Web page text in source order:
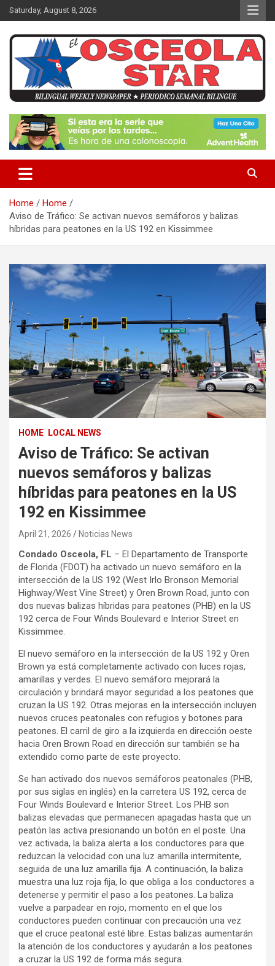
k
t
Saturday, August 8, 2026
El Osceola Star
Home
Home
Aviso de Tráfico: Se activan nuevos semáforos y balizas
híbridas para peatones en la US 192 en Kissimmee
HOME LOCAL NEWS
Aviso de Tráfico: Se activan
nuevos semáforos y balizas
híbridas para peatones en la US
192 en Kissimmee
April 21, 2026 Noticias News
Condado Osceola, FL – El Departamento de Transporte
de Florida (FDOT) ha activado un nuevo semáforo en la
intersección de la US 192 (West Irlo Bronson Memorial
Highway/West Vine Street) y Oren Brown Road, junto con
dos nuevas balizas híbridas para peatones (PHB) en la US
192 cerca de Four Winds Boulevard e Interior Street en
Kissimmee.
El nuevo semáforo en la intersección de la US 192 y Oren
Brown ya está completamente activado con luces rojas,
amarillas y verdes. El nuevo semáforo mejorará la
circulación y brindará mayor seguridad a los peatones que
cruzan la US 192. Otras mejoras en la intersección incluyen
nuevos cruces peatonales con refugios y botones para
peatones. El carril de giro a la izquierda en dirección oeste
hacia Oren Brown Road en dirección sur también se ha
extendido como parte de este proyecto.
Se han activado dos nuevos semáforos peatonales (PHB,
por sus siglas en inglés) en la carretera US 192, cerca de
Four Winds Boulevard e Interior Street. Los PHB son
balizas elevadas que permanecen apagadas hasta que un
peatón las activa presionando un botón en el poste. Una
vez activada, la baliza alerta a los conductores para que
reduzcan la velocidad con una luz amarilla intermitente,
seguida de una luz amarilla fija. A continuación, la baliza
muestra una luz roja fija, lo que obliga a los conductores a
detenerse y permitir el paso a los peatones. La baliza
vuelve a parpadear en rojo, momento en el que los
conductores pueden continuar con precaución una vez
que el cruce peatonal esté libre. Estas balizas aumentarán
la atención de los conductores y ayudarán a los peatones
a cruzar la US 192 de forma más segura.